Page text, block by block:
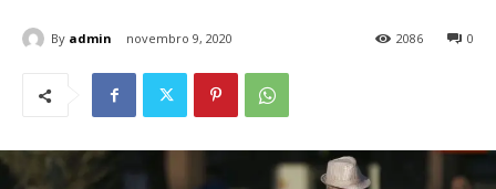
By admin novembro 9, 2020 0
2086